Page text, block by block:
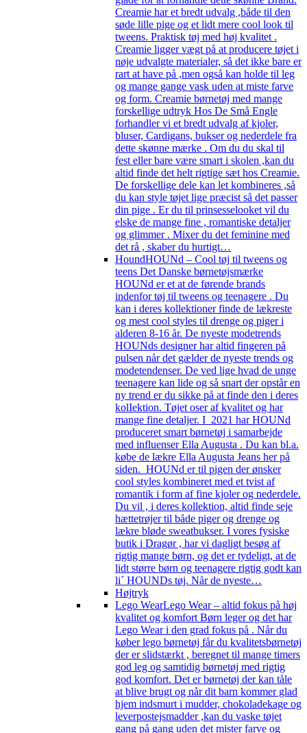
Creamie har et bredt udvalg ,både til den
søde lille pige og et lidt mere cool look til
tweens. Praktisk tøj med høj kvalitet .
Creamie ligger vægt på at producere tøjet i
nøje udvalgte materialer, så det ikke bare er
rart at have på ,men også kan holde til leg
og mange gange vask uden at miste farve
og form. Creamie børnetøj med mange
forskellige udtryk Hos De Små Engle
forhandler vi et bredt udvalg af kjoler,
bluser, Cardigans, bukser og nederdele fra
dette skønne mærke . Om du du skal til
fest eller bare være smart i skolen ,kan du
altid finde det helt rigtige sæt hos Creamie.
De forskellige dele kan let kombineres ,så
du kan style tøjet lige præcist så det passer
din pige . Er du til prinsesselooket vil du
elske de mange fine , romantiske detaljer
og glimmer . Mixer du det feminine med
det rå , skaber du hurtigt…
HoundHOUNd – Cool tøj til tweens og
teens Det Danske børnetøjsmærke
HOUNd er et at de førende brands
indenfor tøj til tweens og teenagere . Du
kan i deres kollektioner finde de lækreste
og mest cool styles til drenge og piger i
alderen 8-16 år. De nyeste modetrends
HOUNds designer har altid fingeren på
pulsen når det gælder de nyeste trends og
modetendenser. De ved lige hvad de unge
teenagere kan lide og så snart der opstår en
ny trend er du sikke på at finde den i deres
kolIektion. Tøjet oser af kvalitet og har
mange fine detaljer. I 2021 har HOUNd
produceret smart børnetøj i samarbejde
med influenser Ella Augusta . Du kan bl.a.
købe de lækre Ella Augusta Jeans her på
siden. HOUNd er til pigen der ønsker
cool styles kombineret med et tvist af
romantik i form af fine kjoler og nederdele.
Du vil , i deres kollektion, altid finde seje
hættetrøjer til både piger og drenge og
lækre bløde sweatbukser. I vores fysiske
butik i Dragør , har vi dagligt besøg af
rigtig mange børn, og det er tydeligt, at de
lidt større børn og teenagere rigtig godt kan
li´ HOUNDs tøj. Når de nyeste…
Højtryk
Lego WearLego Wear – altid fokus på høj
kvalitet og komfort Børn leger og det har
Lego Wear i den grad fokus på . Når du
køber lego børnetøj får du kvalitetsbørnetøj
der er slidstærkt , beregnet til mange timers
god leg og samtidig børnetøj med rigtig
god komfort. Det er børnetøj der kan tåle
at blive brugt og når dit barn kommer glad
hjem indsmurt i mudder, chokoladekage og
leverpostejsmadder ,kan du vaske tøjet
gang på gang uden det mister farve og